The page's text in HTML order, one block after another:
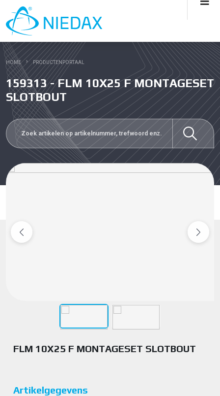
HOME PRODUCTENPORTAAL
159313 - FLM 10X25 F MONTAGESET
SLOTBOUT
FLM 10X25 F MONTAGESET SLOTBOUT
Artikelgegevens